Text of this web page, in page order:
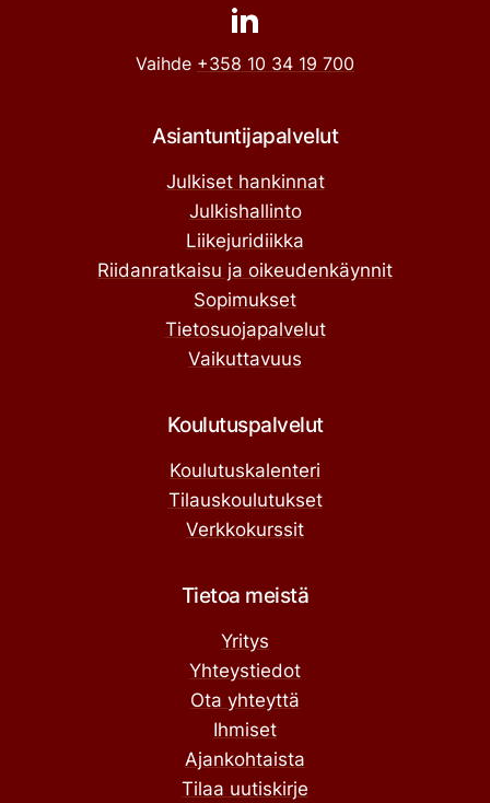
Vaihde +358 10 34 19 700
Asiantuntijapalvelut
Julkiset hankinnat
Julkishallinto
Liikejuridiikka
Riidanratkaisu ja oikeudenkäynnit
Sopimukset
Tietosuojapalvelut
Vaikuttavuus
Koulutuspalvelut
Koulutuskalenteri
Tilauskoulutukset
Verkkokurssit
Tietoa meistä
Yritys
Yhteystiedot
Ota yhteyttä
Ihmiset
Ajankohtaista
Tilaa uutiskirje